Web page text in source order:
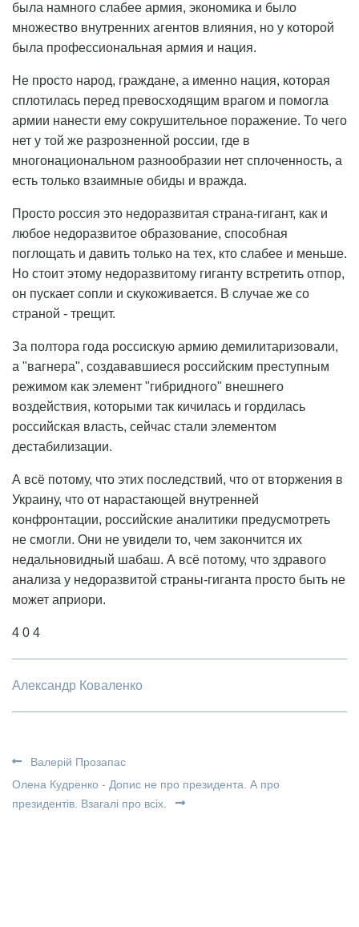
была намного слабее армия, экономика и было
множество внутренних агентов влияния, но у которой
была профессиональная армия и нация.
Не просто народ, граждане, а именно нация, которая
сплотилась перед превосходящим врагом и помогла
армии нанести ему сокрушительное поражение. То чего
нет у той же разрозненной россии, где в
многонациональном разнообразии нет сплоченность, а
есть только взаимные обиды и вражда.
Просто россия это недоразвитая страна-гигант, как и
любое недоразвитое образование, способная
поглощать и давить только на тех, кто слабее и меньше.
Но стоит этому недоразвитому гиганту встретить отпор,
он пускает сопли и скукоживается. В случае же со
страной - трещит.
За полтора года россискую армию демилитаризовали,
а "вагнера", создававшиеся российским преступным
режимом как элемент "гибридного" внешнего
воздействия, которыми так кичилась и гордилась
российская власть, сейчас стали элементом
дестабилизации.
А всё потому, что этих последствий, что от вторжения в
Украину, что от нарастающей внутренней
конфронтации, российские аналитики предусмотреть
не смогли. Они не увидели то, чем закончится их
недальновидный шабаш. А всё потому, что здравого
анализа у недоразвитой страны-гиганта просто быть не
может априори.
4 0 4
Александр Коваленко
Валерій Прозапас
Олена Кудренко - Допис не про президента. А про
президентів. Взагалі про всіх.